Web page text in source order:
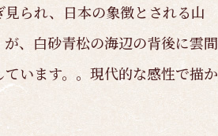
られ、日本の象徴とされる山
、白砂青松の海辺の背後に雲間
います。。現代的な感性で描か